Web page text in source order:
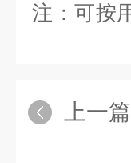
注：可按
上一